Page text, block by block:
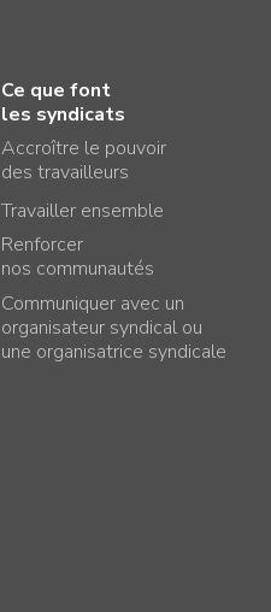
Ce que font
les syndicats
Accroître le pouvoir
des travailleurs
Travailler ensemble
Renforcer
nos communautés
Communiquer avec un
organisateur syndical ou
une organisatrice syndicale